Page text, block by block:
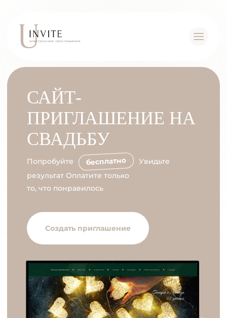
САЙТ-
ПРИГЛАШЕНИЕ НА
СВАДЬБУ
Попробуйте бесплатно
Увидьте
результат Оплатите только
то, что понравилось
Создать приглашение